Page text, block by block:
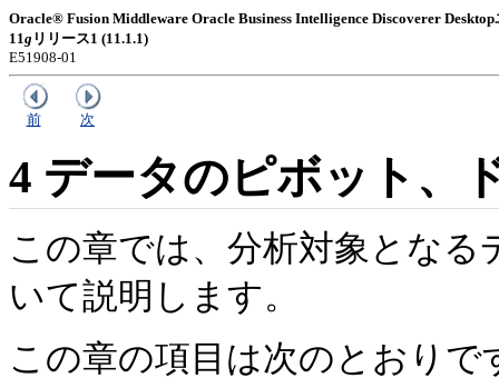
Oracle® Fusion Middleware Oracle Business Intelligence Discoverer
11g リリース1 (11.1.1)
E51908-01
前 次
4 データのピボット、
この章では、分析対象とな
いて説明します。
この章の項目は次のとおりで